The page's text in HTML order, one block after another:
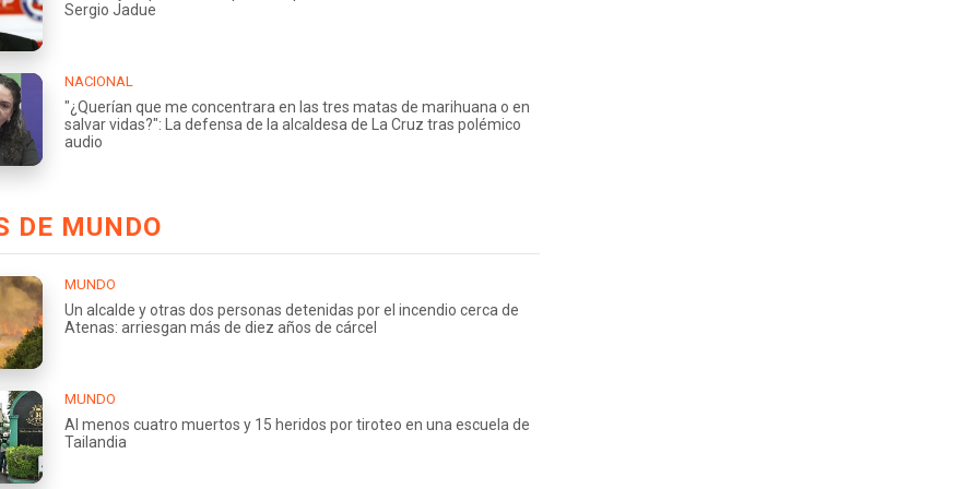
Sergio Jadue
NACIONAL
"¿Querían que me concentrara en las tres matas de marihuana o en
salvar vidas?": La defensa de la alcaldesa de La Cruz tras polémico
audio
DE MUNDO
MUNDO
Un alcalde y otras dos personas detenidas por el incendio cerca de
Atenas: arriesgan más de diez años de cárcel
MUNDO
Al menos cuatro muertos y 15 heridos por tiroteo en una escuela de
Tailandia